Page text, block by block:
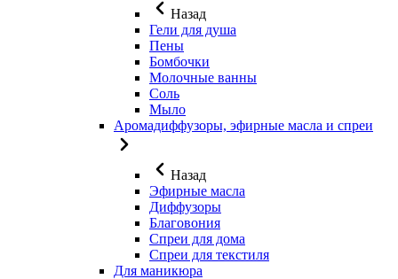
Назад
Гели для душа
Пены
Бомбочки
Молочные ванны
Соль
Мыло
Аромадиффузоры, эфирные масла и спреи
Назад
Эфирные масла
Диффузоры
Благовония
Спреи для дома
Спреи для текстиля
Для маникюра